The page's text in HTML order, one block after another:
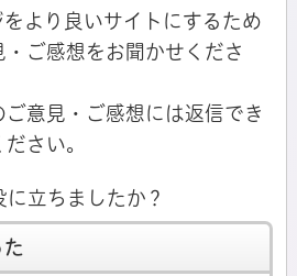
より良いサイトにするため
ご感想をお聞かせくださ
意見・ご感想には返信でき
さい。
立ちましたか？